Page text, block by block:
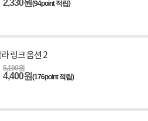
2,330원(94point 적립)
링크 옵션 2
5,190원
4,400원(176point 적립)